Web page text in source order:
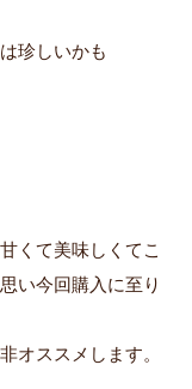
珍しいかも
くて美味しくてこ
い今回購入に至り
オススメします。